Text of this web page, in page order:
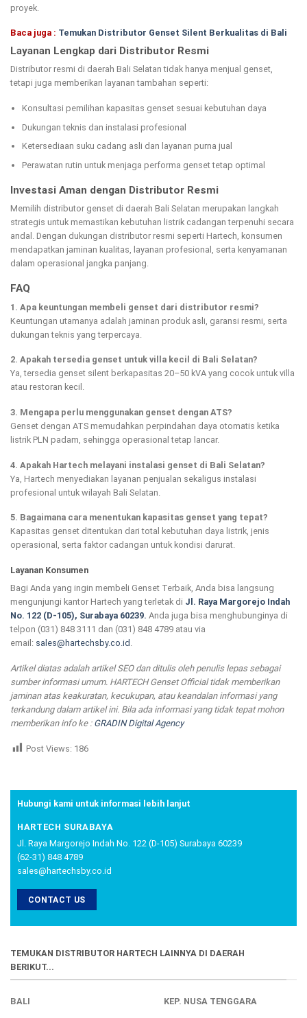
proyek.
Baca juga : Temukan Distributor Genset Silent Berkualitas di Bali
Layanan Lengkap dari Distributor Resmi
Distributor resmi di daerah Bali Selatan tidak hanya menjual genset,
tetapi juga memberikan layanan tambahan seperti:
Konsultasi pemilihan kapasitas genset sesuai kebutuhan daya
Dukungan teknis dan instalasi profesional
Ketersediaan suku cadang asli dan layanan purna jual
Perawatan rutin untuk menjaga performa genset tetap optimal
Investasi Aman dengan Distributor Resmi
Memilih distributor genset di daerah Bali Selatan merupakan langkah
strategis untuk memastikan kebutuhan listrik cadangan terpenuhi secara
andal. Dengan dukungan distributor resmi seperti Hartech, konsumen
mendapatkan jaminan kualitas, layanan profesional, serta kenyamanan
dalam operasional jangka panjang.
FAQ
1. Apa keuntungan membeli genset dari distributor resmi?
Keuntungan utamanya adalah jaminan produk asli, garansi resmi, serta
dukungan teknis yang terpercaya.
2. Apakah tersedia genset untuk villa kecil di Bali Selatan?
Ya, tersedia genset silent berkapasitas 20–50 kVA yang cocok untuk villa
atau restoran kecil.
3. Mengapa perlu menggunakan genset dengan ATS?
Genset dengan ATS memudahkan perpindahan daya otomatis ketika
listrik PLN padam, sehingga operasional tetap lancar.
4. Apakah Hartech melayani instalasi genset di Bali Selatan?
Ya, Hartech menyediakan layanan penjualan sekaligus instalasi
profesional untuk wilayah Bali Selatan.
5. Bagaimana cara menentukan kapasitas genset yang tepat?
Kapasitas genset ditentukan dari total kebutuhan daya listrik, jenis
operasional, serta faktor cadangan untuk kondisi darurat.
Layanan Konsumen
Bagi Anda yang ingin membeli Genset Terbaik, Anda bisa langsung
mengunjungi kantor Hartech yang terletak di Jl. Raya Margorejo Indah
No. 122 (D-105), Surabaya 60239. Anda juga bisa menghubunginya di
telpon (031) 848 3111 dan (031) 848 4789 atau via
email: sales@hartechsby.co.id .
Artikel diatas adalah artikel SEO dan ditulis oleh penulis lepas sebagai
sumber informasi umum. HARTECH Genset Official tidak memberikan
jaminan atas keakuratan, kecukupan, atau keandalan informasi yang
terkandung dalam artikel ini. Bila ada informasi yang tidak tepat mohon
memberikan info ke : GRADIN Digital Agency
Post Views: 186
Hubungi kami untuk informasi lebih lanjut
HARTECH SURABAYA
Jl. Raya Margorejo Indah No. 122 (D-105) Surabaya 60239
(62-31) 848 4789
sales@hartechsby.co.id
CONTACT US
TEMUKAN DISTRIBUTOR HARTECH LAINNYA DI DAERAH
BERIKUT...
BALI KEP. NUSA TENGGARA